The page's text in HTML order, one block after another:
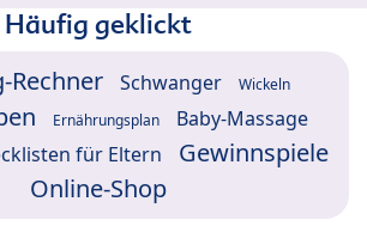
Häufig geklickt
Rechner Schwanger Wickeln
Ernährungsplan Baby-Massage
für Eltern
Gewinnspiele
Online-Shop